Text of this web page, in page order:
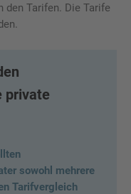
den Tarifen. Die Tarife
private
sowohl mehrere
Tarifvergleich